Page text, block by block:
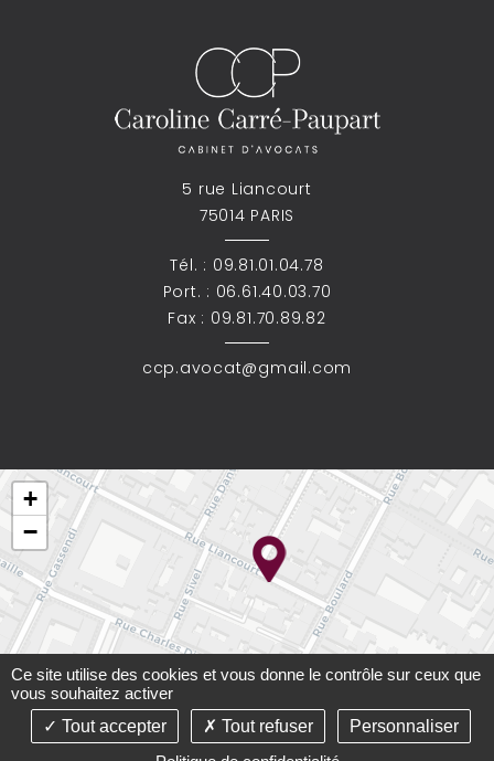
5 rue Liancourt
75014 PARIS
Tél. : 09.81.01.04.78
Port. : 06.61.40.03.70
Fax : 09.81.70.89.82
ccp.avocat@gmail.com
+
−
Leaflet
Ce site utilise des cookies et vous donne le contrôle sur ceux que
vous souhaitez activer
Tout accepter
Tout refuser
Personnaliser